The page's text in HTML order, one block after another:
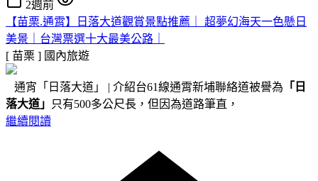
2週前
【苗栗.通霄】日落大道觀賞景點推薦｜ 超夢幻海天一色懸日
美景｜台灣票選十大最美公路｜
[ 苗栗 ] 國內旅遊
通宵「日落大道」 | 介紹台61線通霄新埔聯絡道被譽為 「日
落大道」
只有500多公尺長，但因為道路筆直，
繼續閱讀